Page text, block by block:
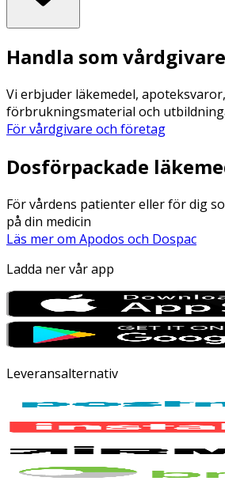
Handla som
Vi erbjuder läkemedel, apoteksvaror,
förbrukningsmaterial och
För vårdgivare och företag
Dosförpackade
För vårdens patienter eller för dig
på din medicin
Läs mer om Apodos och Dospac
Ladda ner vår app
Leveransalternativ